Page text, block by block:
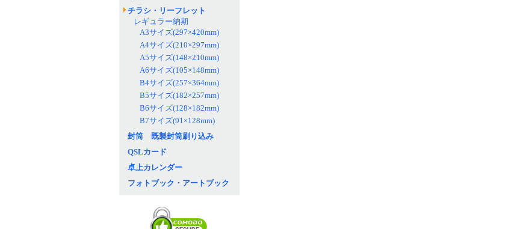
チラシ・リーフレット
レギュラー納期
A3サイズ(297×420mm)
A4サイズ(210×297mm)
A5サイズ(148×210mm)
A6サイズ(105×148mm)
B4サイズ(257×364mm)
B5サイズ(182×257mm)
B6サイズ(128×182mm)
B7サイズ(91×128mm)
封筒 既製封筒刷り込み
QSLカード
卓上カレンダー
フォトブック・アートブック